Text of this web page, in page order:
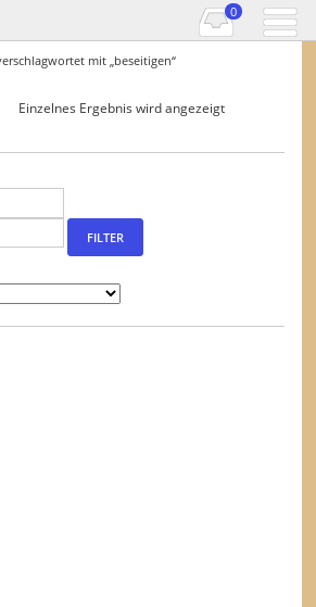
0
mit „beseitigen“
Einzelnes Ergebnis wird angezeigt
PreisFILTER